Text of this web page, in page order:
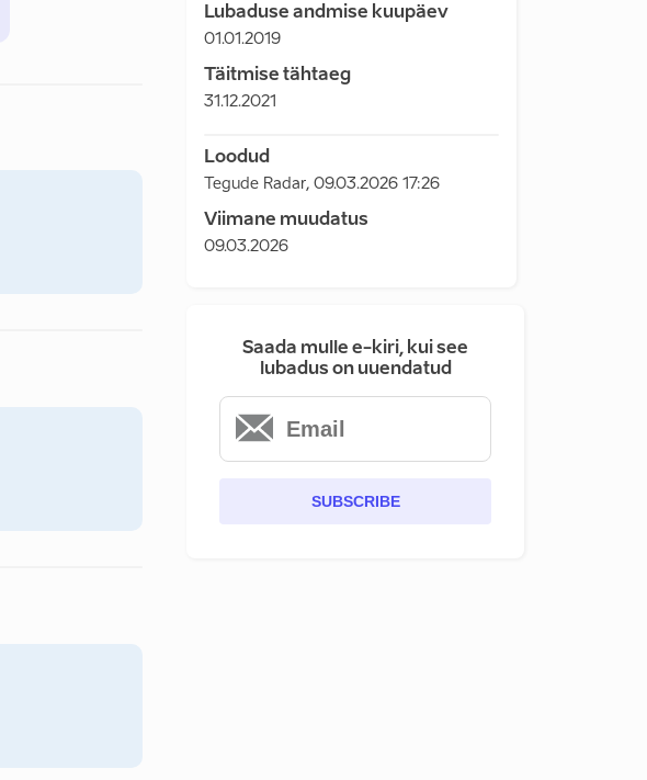
Lubaduse andmise kuupäev
01.01.2019
Täitmise tähtaeg
31.12.2021
Loodud
Tegude Radar, 09.03.2026 17:26
Viimane muudatus
09.03.2026
Saada mulle e-kiri, kui see
lubadus on uuendatud
SUBSCRIBE